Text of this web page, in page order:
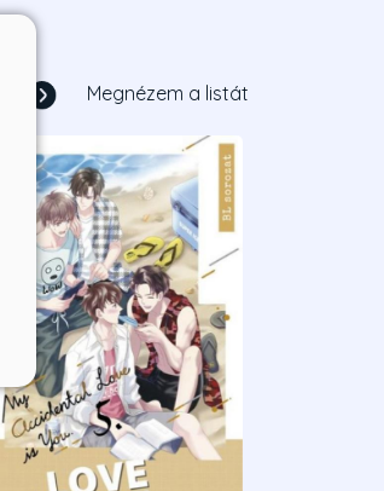
Megnézem a listát